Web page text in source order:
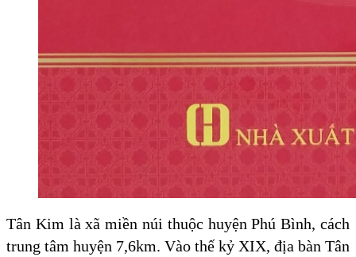
Tân Kim là xã miền núi thuộc huyện Phú Bình, cách
trung tâm huyện 7,6km. Vào thế kỷ XIX, địa bàn Tân